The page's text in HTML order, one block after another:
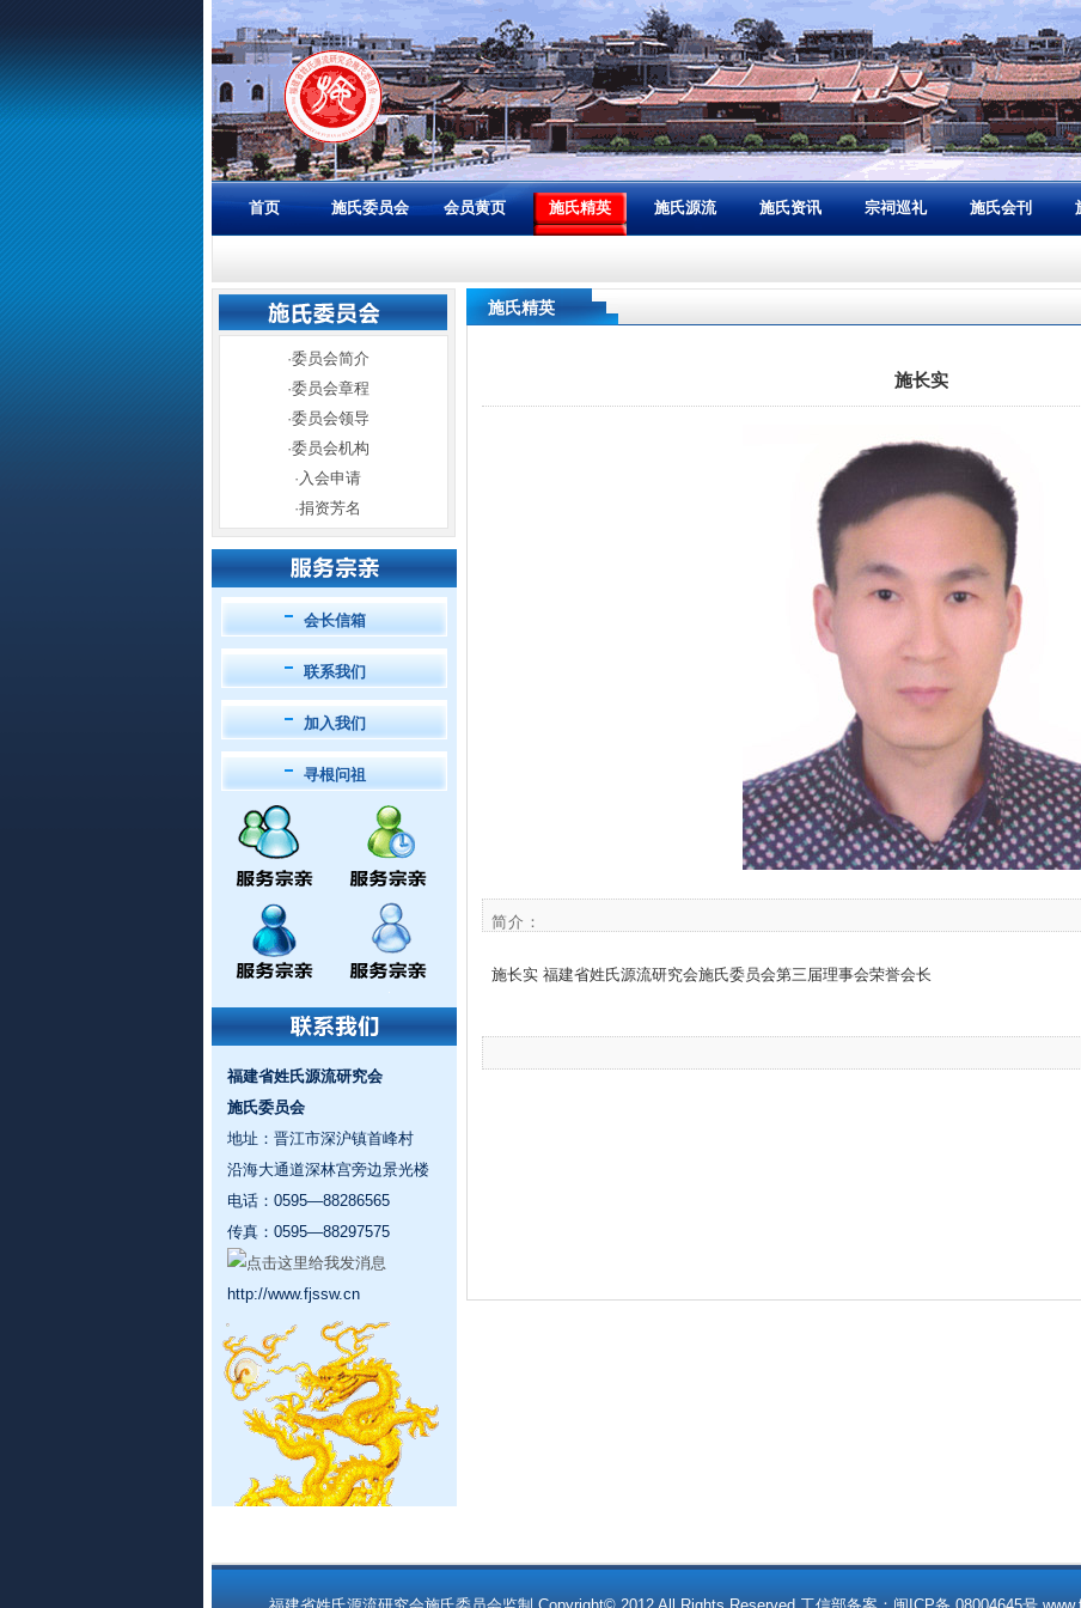
首页 施氏委员会 会员黄页 施氏精英 施氏源流 施氏资讯 宗祠巡礼 施氏会刊
·委员会简介
·委员会章程
·委员会领导
·委员会机构
· 入会申请
·捐资芳名
会长信箱
联系我们
加入我们
寻根问祖
福建省姓氏源流研究会
施氏委员会
地址：晋江市深沪镇首峰村
沿海大通道深林宫旁边景光楼
电话：0595—88286565
传真：0595—88297575
http://www.fjssw.cn
施氏精英
施长实
简介：
施长实 福建省姓氏源流研究会施氏委员会第三届理事会荣誉会长